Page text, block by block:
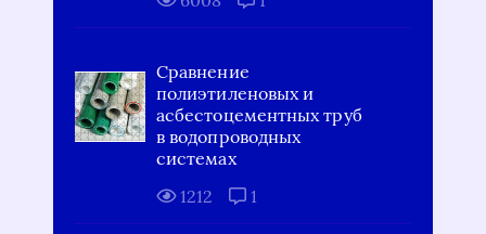
Сравнение
полиэтиленовых и
асбестоцементных труб
в водопроводных
системах
1212
1